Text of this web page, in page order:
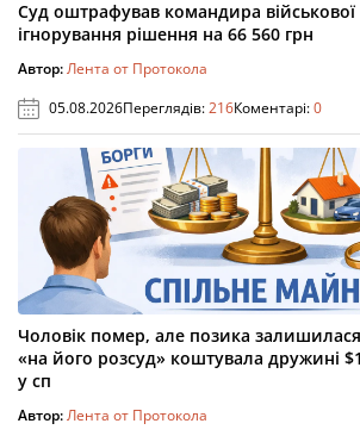
Суд оштрафував командира військової
ігнорування рішення на 66 560 грн
Автор:Лента от Протокола
05.08.2026Переглядів:216Коментарі:0
Чоловік помер, але позика
«на його розсуд» коштувала дружині
у сп
Автор:Лента от Протокола